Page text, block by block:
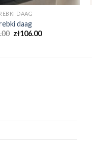
DAAG
daag
zł106.00